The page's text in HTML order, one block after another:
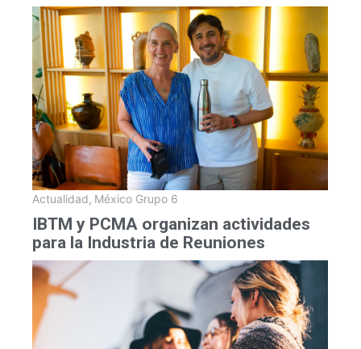
Actualidad, México Grupo 6
IBTM y PCMA organizan actividades
para la Industria de Reuniones